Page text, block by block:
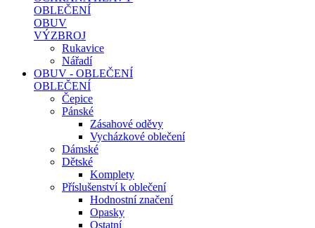
OBLEČENÍ
OBUV
VÝZBROJ
Rukavice
Nářadí
OBUV - OBLEČENÍ
OBLEČENÍ
Čepice
Pánské
Zásahové oděvy
Vycházkové oblečení
Dámské
Dětské
Komplety
Příslušenství k oblečení
Hodnostní značení
Opasky
Ostatní